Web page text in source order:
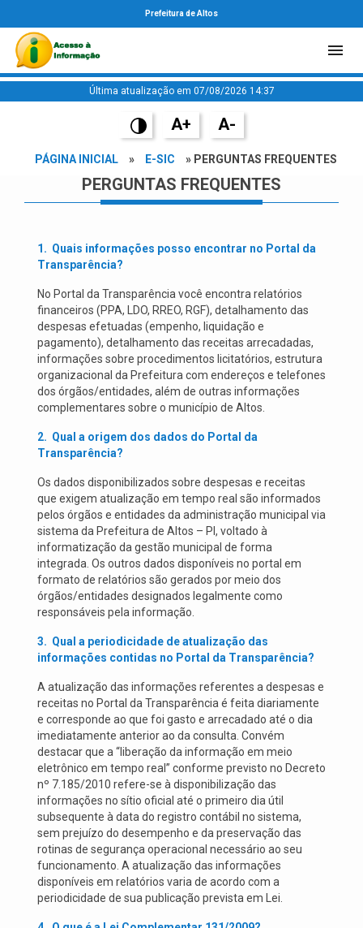
Prefeitura de Altos
Última atualização em 07/08/2026 14:37
A+ A-
PÁGINA INICIAL » E-SIC » PERGUNTAS FREQUENTES
PERGUNTAS FREQUENTES
1. Quais informações posso encontrar no Portal da
Transparência?
No Portal da Transparência você encontra relatórios
financeiros (PPA, LDO, RREO, RGF), detalhamento das
despesas efetuadas (empenho, liquidação e
pagamento), detalhamento das receitas arrecadadas,
informações sobre procedimentos licitatórios, estrutura
organizacional da Prefeitura com endereços e telefones
dos órgãos/entidades, além de outras informações
complementares sobre o município de Altos.
2. Qual a origem dos dados do Portal da
Transparência?
Os dados disponibilizados sobre despesas e receitas
que exigem atualização em tempo real são informados
pelos órgãos e entidades da administração municipal via
sistema da Prefeitura de Altos – PI, voltado à
informatização da gestão municipal de forma
integrada. Os outros dados disponíveis no portal em
formato de relatórios são gerados por meio dos
órgãos/entidades designados legalmente como
responsáveis pela informação.
3. Qual a periodicidade de atualização das
informações contidas no Portal da Transparência?
A atualização das informações referentes a despesas e
receitas no Portal da Transparência é feita diariamente
e corresponde ao que foi gasto e arrecadado até o dia
imediatamente anterior ao da consulta. Convém
destacar que a “liberação da informação em meio
eletrônico em tempo real” conforme previsto no Decreto
nº 7.185/2010 refere-se à disponibilização das
informações no sítio oficial até o primeiro dia útil
subsequente à data do registro contábil no sistema,
sem prejuízo do desempenho e da preservação das
rotinas de segurança operacional necessário ao seu
funcionamento. A atualização das informações
disponíveis em relatórios varia de acordo com a
periodicidade de sua publicação prevista em Lei.